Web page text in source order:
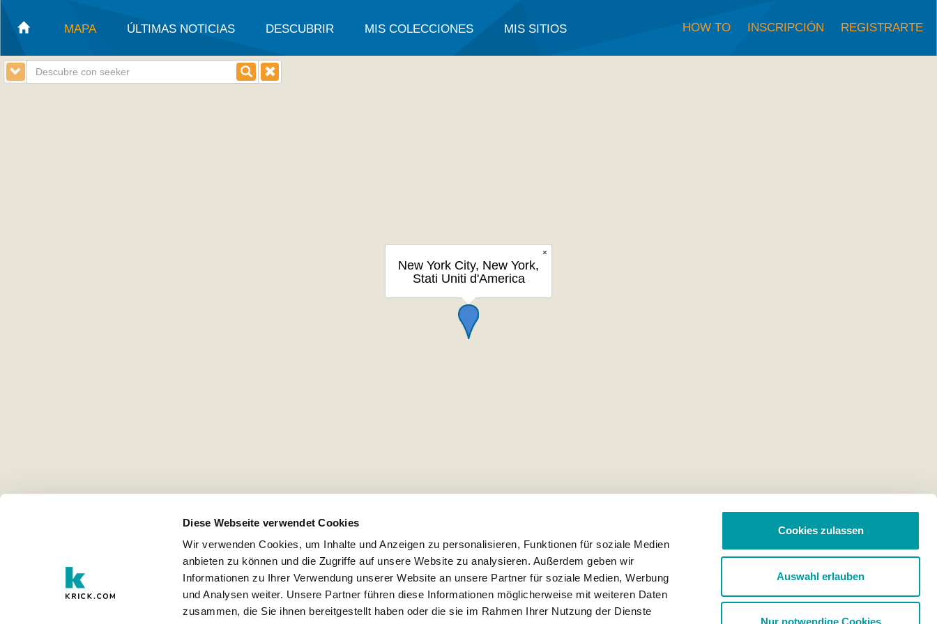
Diese Webseite verwendet Cookies
Wir verwenden Cookies, um Inhalte und Anzeigen zu personalisieren, Funktionen für soziale Medien
anbieten zu können und die Zugriffe auf unsere Website zu analysieren. Außerdem geben wir
Informationen zu Ihrer Verwendung unserer Website an unsere Partner für soziale Medien, Werbung
und Analysen weiter. Unsere Partner führen diese Informationen möglicherweise mit weiteren Daten
zusammen, die Sie ihnen bereitgestellt haben oder die sie im Rahmen Ihrer Nutzung der Dienste
Cookies zulassen
Auswahl erlauben
Nur notwendige Cookies
MAPA ÚLTIMAS NOTICIAS DESCUBRIR MIS COLECCIONES MIS SITIOS HOW TO INSCRIPCIÓN REGISTRARTE
×
New York City, New York,
Stati Uniti d'America